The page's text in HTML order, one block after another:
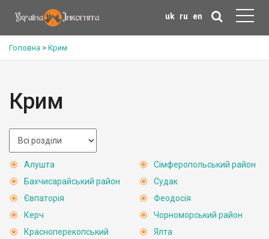
uk ru en
Головна > Крим
Крим
Алушта
Бахчисарайський район
Євпаторія
Керч
Красноперекопський
Сімферопольський район
Судак
Феодосія
Чорноморський район
Ялта